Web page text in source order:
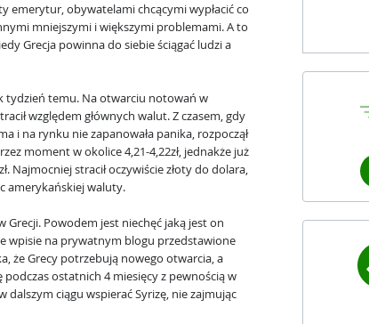
emerytur, obywatelami chcącymi wypłacić co
mniejszymi i większymi problemami. A to
Grecja powinna do siebie ściągać ludzi a
tydzień temu. Na otwarciu notowań w
względem głównych walut. Z czasem, gdy
i na rynku nie zapanowała panika, rozpoczął
moment w okolice 4,21-4,22zł, jednakże już
Najmocniej stracił oczywiście złoty do dolara,
amerykańskiej waluty.
Grecji. Powodem jest niechęć jaką jest on
wpisie na prywatnym blogu przedstawione
że Grecy potrzebują nowego otwarcia, a
ostatnich 4 miesięcy z pewnością w
dalszym ciągu wspierać Syrizę, nie zajmując